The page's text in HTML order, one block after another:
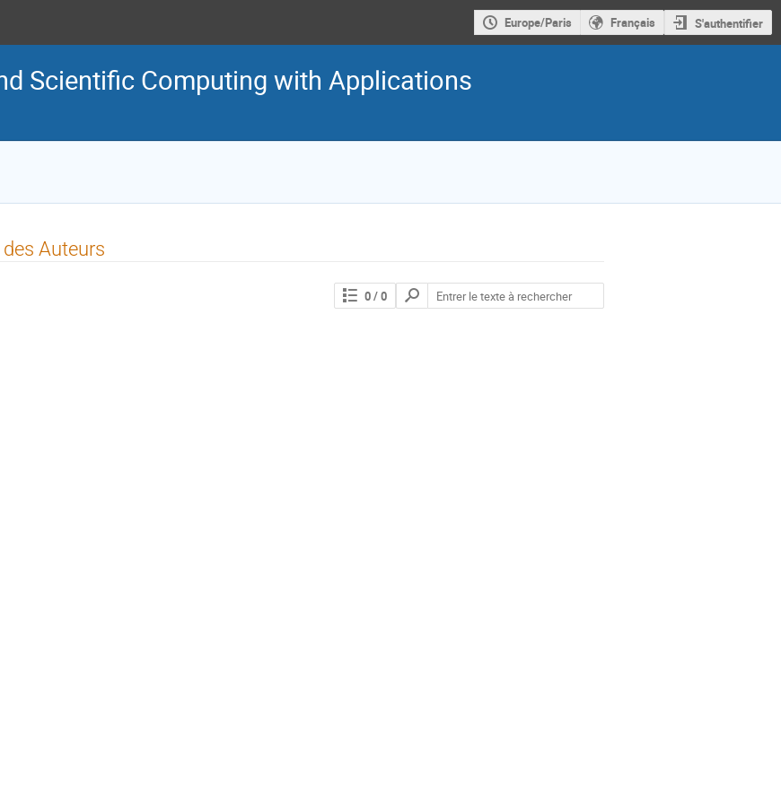
Europe/Paris Français S'authentifier
Scientific Computing with Applications
Auteurs
0/ 0